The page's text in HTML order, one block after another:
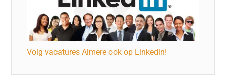
Volg vacatures Almere ook op Linkedin!